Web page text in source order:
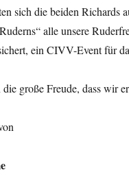
sich die beiden Richards
alle unsere
ein CIVV-Event für
große Freude, dass wir